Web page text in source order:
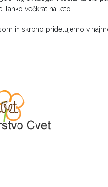
lahko večkrat na leto.
in skrbno pridelujemo v